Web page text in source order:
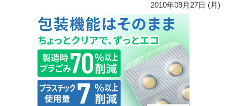
2010年09月27日 (月)